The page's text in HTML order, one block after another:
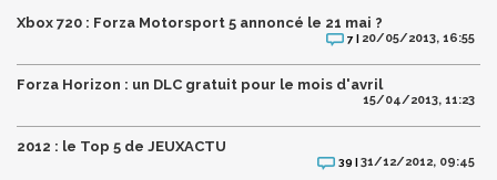
Xbox 720 : Forza Motorsport 5 annoncé le 21 mai ?
7 | 20/05/2013, 16:55
Forza Horizon : un DLC gratuit pour le mois d'avril
15/04/2013, 11:23
2012 : le Top 5 de JEUXACTU
39 |31/12/2012, 09:45